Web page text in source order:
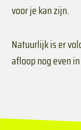
voor je kan zijn.
Natuurlijk is er
afloop nog even